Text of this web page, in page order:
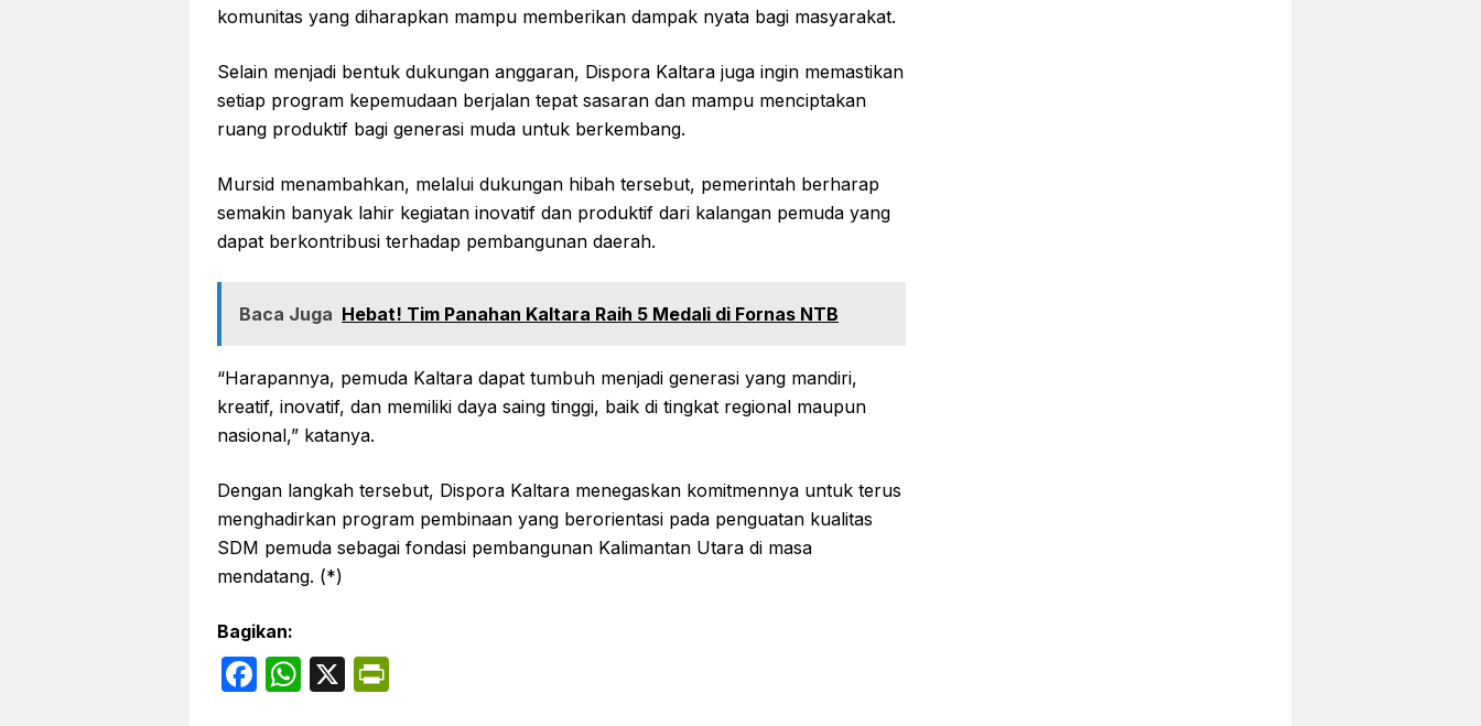
komunitas yang diharapkan mampu memberikan dampak nyata bagi masyarakat.
Selain menjadi bentuk dukungan anggaran, Dispora Kaltara juga ingin memastikan
setiap program kepemudaan berjalan tepat sasaran dan mampu menciptakan
ruang produktif bagi generasi muda untuk berkembang.
Mursid menambahkan, melalui dukungan hibah tersebut, pemerintah berharap
semakin banyak lahir kegiatan inovatif dan produktif dari kalangan pemuda yang
dapat berkontribusi terhadap pembangunan daerah.
Baca Juga Hebat! Tim Panahan Kaltara Raih 5 Medali di Fornas NTB
“Harapannya, pemuda Kaltara dapat tumbuh menjadi generasi yang mandiri,
kreatif, inovatif, dan memiliki daya saing tinggi, baik di tingkat regional maupun
nasional,” katanya.
Dengan langkah tersebut, Dispora Kaltara menegaskan komitmennya untuk terus
menghadirkan program pembinaan yang berorientasi pada penguatan kualitas
SDM pemuda sebagai fondasi pembangunan Kalimantan Utara di masa
mendatang. (*)
Bagikan:
F
W X